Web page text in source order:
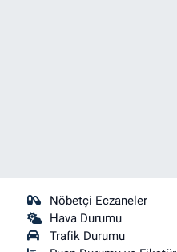
Nöbetçi Eczaneler
Hava Durumu
Trafik Durumu